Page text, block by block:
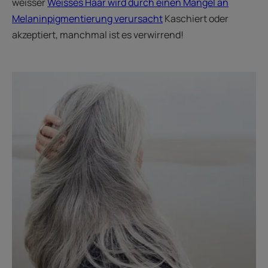
Melaninpigmentierung verursachtKaschiert oder
akzeptiert, manchmal ist es verwirrend!